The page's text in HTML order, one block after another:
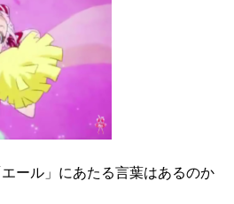
ール」にあたる言葉はあるのか